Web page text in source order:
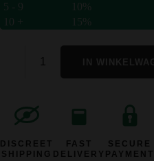
5 - 9
10%
10 +
15%
DISCREET
SHIPPING
FAST
DELIVERY
SECURE
PAYMENT